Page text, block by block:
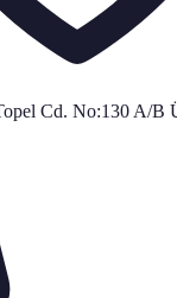
Cd. No:130 A/B